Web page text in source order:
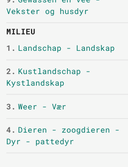
Vekster og husdyr
MILIEU
1. Landschap - Landskap
2. Kustlandschap -
Kystlandskap
3. Weer - Vær
4. Dieren - zoogdieren -
Dyr - pattedyr